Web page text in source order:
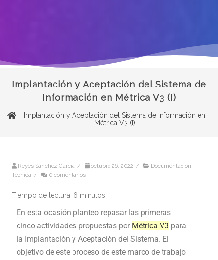
Implantación y Aceptación del Sistema de
Información en Métrica V3 (I)
Implantación y Aceptación del Sistema de Información en
Métrica V3 (I)
Reyes Sánchez García / octubre 26, 2022 /
Documentación
Técnica / 0 comentarios
Tiempo de lectura: 6 minutos
En esta ocasión planteo repasar las primeras
cinco actividades propuestas por Métrica V3 para
la Implantación y Aceptación del Sistema. El
objetivo de este proceso de este marco de trabajo